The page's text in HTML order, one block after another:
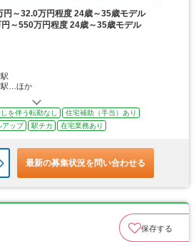
円～32.0万円程度 24歳～35歳モデル
円～550万円程度 24歳～35歳モデル
駅…ほか
を伴う転勤なし
住宅補助（手当）あり
アップ 駅チカ 在宅業務あり
最新の募集状況を問い合わせる
保存する